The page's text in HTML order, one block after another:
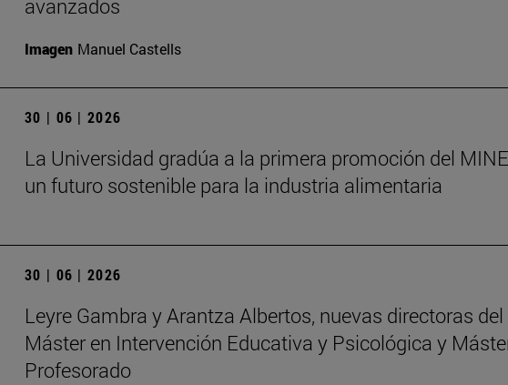
avanzados
Imagen Manuel Castells
30 | 06 | 2026
La Universidad gradúa a la primera promoción del
un futuro sostenible para la industria alimentaria
30 | 06 | 2026
Leyre Gambra y Arantza Albertos, nuevas directoras del
Máster en Intervención Educativa y Psicológica y
Profesorado